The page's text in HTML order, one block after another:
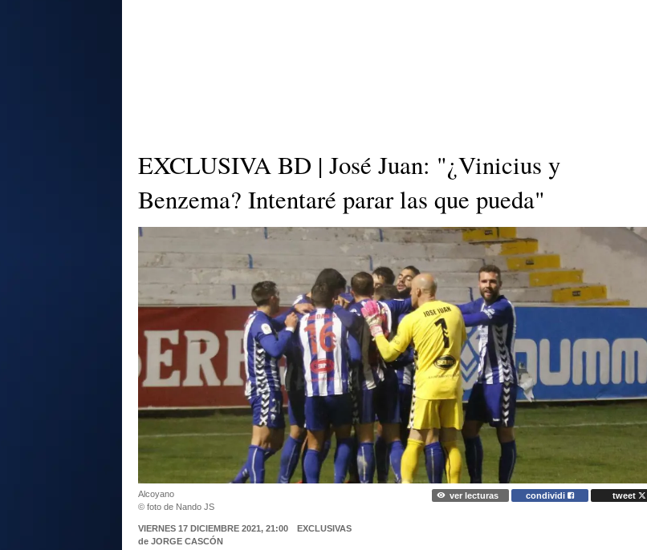
EXCLUSIVA BD | José Juan: "¿Vinicius y
Benzema? Intentaré parar las que pueda"
Alcoyano
© foto de Nando JS
ver lecturas condividi tweet
VIERNES 17 DICIEMBRE 2021, 21:00
EXCLUSIVAS
de JORGE CASCÓN